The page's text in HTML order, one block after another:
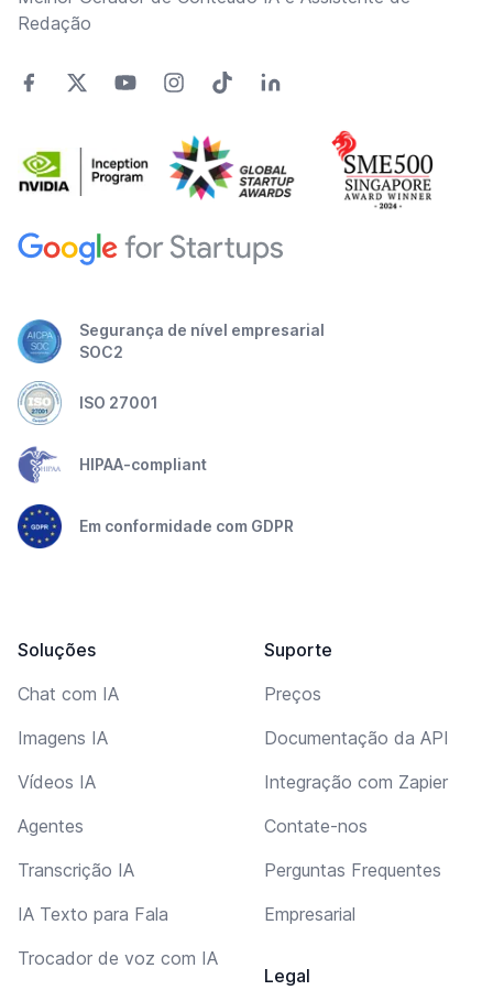
Redação
Segurança de nível empresarial
SOC2
ISO 27001
HIPAA-compliant
Em conformidade com GDPR
Soluções
Chat com IA
Imagens IA
Vídeos IA
Agentes
Transcrição IA
IA Texto para Fala
Trocador de voz com IA
Suporte
Preços
Documentação da API
Integração com Zapier
Contate-nos
Perguntas Frequentes
Empresarial
Legal